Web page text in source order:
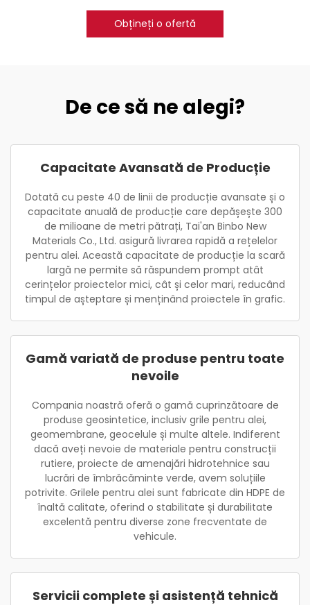
Obțineți o ofertă
De ce să ne alegi?
Capacitate Avansată de Producție
Dotată cu peste 40 de linii de producție avansate și o
capacitate anuală de producție care depășește 300
de milioane de metri pătrați, Tai'an Binbo New
Materials Co., Ltd. asigură livrarea rapidă a rețelelor
pentru alei. Această capacitate de producție la scară
largă ne permite să răspundem prompt atât
cerințelor proiectelor mici, cât și celor mari, reducând
timpul de așteptare și menținând proiectele în grafic.
Gamă variată de produse pentru toate
nevoile
Compania noastră oferă o gamă cuprinzătoare de
produse geosintetice, inclusiv grile pentru alei,
geomembrane, geocelule și multe altele. Indiferent
dacă aveți nevoie de materiale pentru construcții
rutiere, proiecte de amenajări hidrotehnice sau
lucrări de îmbrăcăminte verde, avem soluțiile
potrivite. Grilele pentru alei sunt fabricate din HDPE de
înaltă calitate, oferind o stabilitate și durabilitate
excelentă pentru diverse zone frecventate de
vehicule.
Servicii complete și asistență tehnică